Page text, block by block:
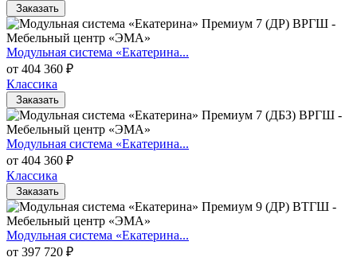
Заказать
Модульная система «Екатерина...
от 404 360 ₽
Классика
Заказать
Модульная система «Екатерина...
от 404 360 ₽
Классика
Заказать
Модульная система «Екатерина...
от 397 720 ₽